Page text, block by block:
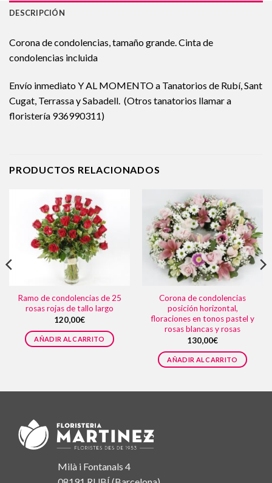
DESCRIPCIÓN
Corona de condolencias, tamaño grande. Cinta de
condolencias incluida
Envío inmediato Y AL MOMENTO a Tanatorios de Rubí, Sant
Cugat, Terrassa y Sabadell. (Otros tanatorios llamar a
floristería 936990311)
PRODUCTOS RELACIONADOS
Ramo de condolencias de 25
rosas rojas de tallo largo
120,00€
AÑADIR AL CARRITO
Corona de condolencias
posición horizontal,
floraciones en tonos pastel y
rosas blancas y rosas
130,00€
AÑADIR AL CARRITO
Milà i Fontanals 4